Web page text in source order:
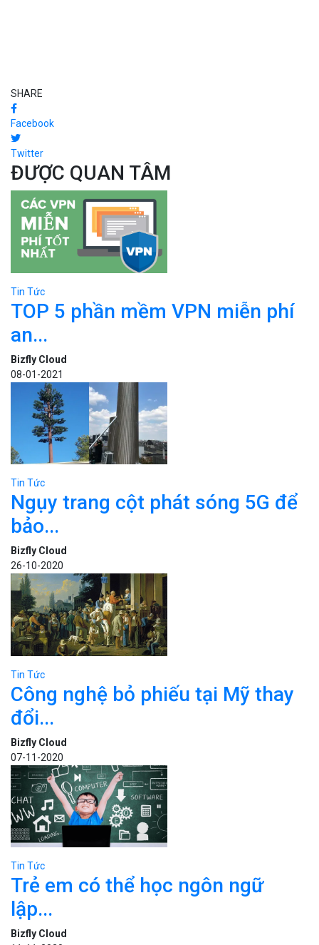
SHARE
Facebook
Twitter
ĐƯỢC QUAN TÂM
Tin Tức
TOP 5 phần mềm VPN miễn phí
an...
Bizfly Cloud
08-01-2021
Tin Tức
Ngụy trang cột phát sóng 5G để
bảo...
Bizfly Cloud
26-10-2020
Tin Tức
Công nghệ bỏ phiếu tại Mỹ thay
đổi...
Bizfly Cloud
07-11-2020
Tin Tức
Trẻ em có thể học ngôn ngữ
lập...
Bizfly Cloud